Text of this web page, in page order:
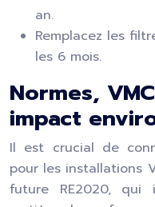
an.
Remplacez les
les 6 mois.
Normes,
impact
Il est crucial de
pour les installations
future RE2020, qui